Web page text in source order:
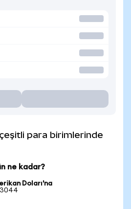
para birimlerinde
ne kadar?
Doları'na